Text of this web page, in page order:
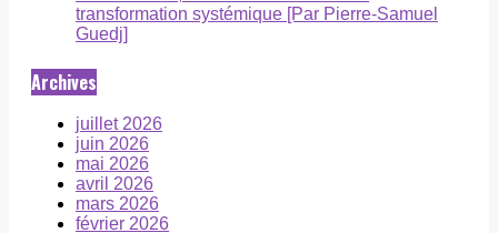
transformation systémique [Par Pierre-Samuel
Guedj]
Archives
juillet 2026
juin 2026
mai 2026
avril 2026
mars 2026
février 2026